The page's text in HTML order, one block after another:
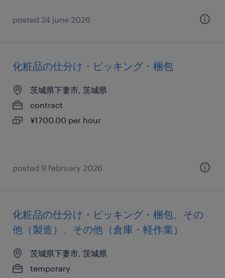
posted 24 june 2026
化粧品の仕分け・ピッキング・梱包
茨城県下妻市, 茨城県
contract
¥1700.00 per hour
posted 9 february 2026
化粧品の仕分け・ピッキング・梱包、その
他（製造）、その他（倉庫・軽作業）
茨城県下妻市, 茨城県
temporary